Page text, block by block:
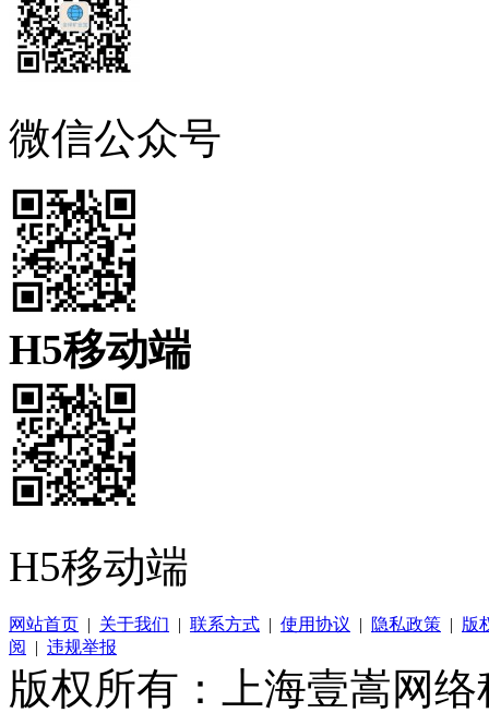
微信公众号
H5移动端
H5移动端
网站首页 | 关于我们 | 联系方式 | 使用协议 | 隐私政策 | 版
阅
| 违规举报
版权所有：上海壹嵩网